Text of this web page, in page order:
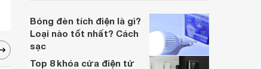
hướng dẫn bạn cách sạc bóng đèn tích
điện và cách bảo quản khi không dùng để
đảm bảo chất lượng và hiệu quả của sản
phẩm.
Bóng đèn tích điện là gì?
Loại nào tốt nhất? Cách
sạc
Top 8 khóa cửa điện tử